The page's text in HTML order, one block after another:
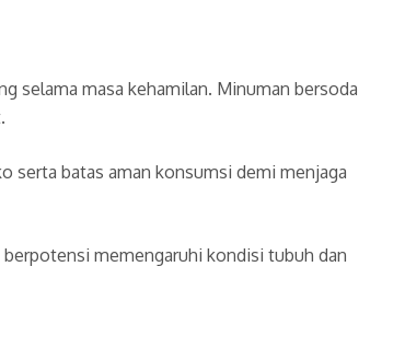
selama masa kehamilan. Minuman bersoda
serta batas aman konsumsi demi menjaga
memengaruhi kondisi tubuh dan